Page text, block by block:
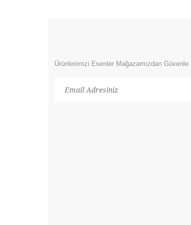
Ürünlerimizi Esenler Mağazamızdan